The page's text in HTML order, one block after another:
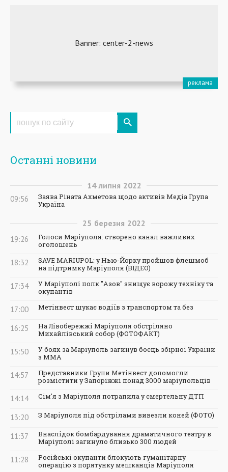
Останні новини
14 липня 2022
09:56
Заява Ріната Ахметова щодо активів Медіа Група
Україна
25 березня 2022
19:26
Голоси Маріуполя: створено канал важливих
оголошень
18:32
SAVE MARIUPOL: у Нью-Йорку пройшов флешмоб
на підтримку Маріуполя (ВІДЕО)
17:34
У Маріуполі полк "Азов" знищує ворожу техніку та
окупантів
17:00 Метінвест шукає водіїв з транспортом та без
16:25
На Лівобережжі Маріуполя обстріляно
Михайлівський собор (ФОТОФАКТ)
15:50
У боях за Маріуполь загинув боєць збірної України
з ММА
14:57
Представники Групи Метінвест допомогли
розмістити у Запоріжжі понад 3000 маріупольців
14:14 Сім'я з Маріуполя потрапила у смертельну ДТП
13:20 З Маріуполя під обстрілами вивезли коней (ФОТО)
11:37
Внаслідок бомбардування драматичного театру в
Маріуполі загинуло близько 300 людей
11:28
Російські окупанти блокують гуманітарну
операцію з порятунку мешканців Маріуполя